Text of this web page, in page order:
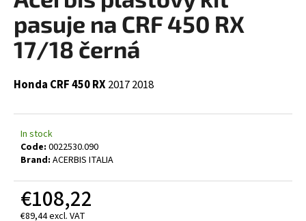
0,0
out
stars.
pasuje na CRF 450 RX
17/18 černá
Honda CRF 450 RX20172018
In stock
Code: 0022530.090
Brand: ACERBIS ITALIA
€108,22
€89,44 excl. VAT
i
n
g
o
SEARCH